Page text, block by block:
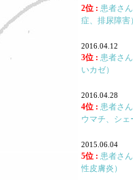
2位 : 患者さ
症、排尿障害）
2016.04.12
3位 : 患者さ
いカゼ）
2016.04.28
4位 : 患者さ
ウマチ、シェ
2015.06.04
5位 : 患者さ
性皮膚炎）